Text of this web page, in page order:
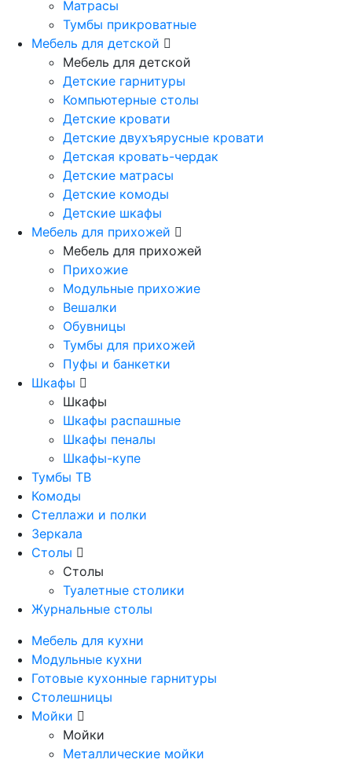
Матрасы
Тумбы прикроватные
Мебель для детской
Мебель для детской
Детские гарнитуры
Компьютерные столы
Детские кровати
Детские двухъярусные кровати
Детская кровать-чердак
Детские матрасы
Детские комоды
Детские шкафы
Мебель для прихожей
Мебель для прихожей
Прихожие
Модульные прихожие
Вешалки
Обувницы
Тумбы для прихожей
Пуфы и банкетки
Шкафы
Шкафы
Шкафы распашные
Шкафы пеналы
Шкафы-купе
Тумбы ТВ
Комоды
Стеллажи и полки
Зеркала
Столы
Столы
Туалетные столики
Журнальные столы
Мебель для кухни
Модульные кухни
Готовые кухонные гарнитуры
Столешницы
Мойки
Мойки
Металлические мойки